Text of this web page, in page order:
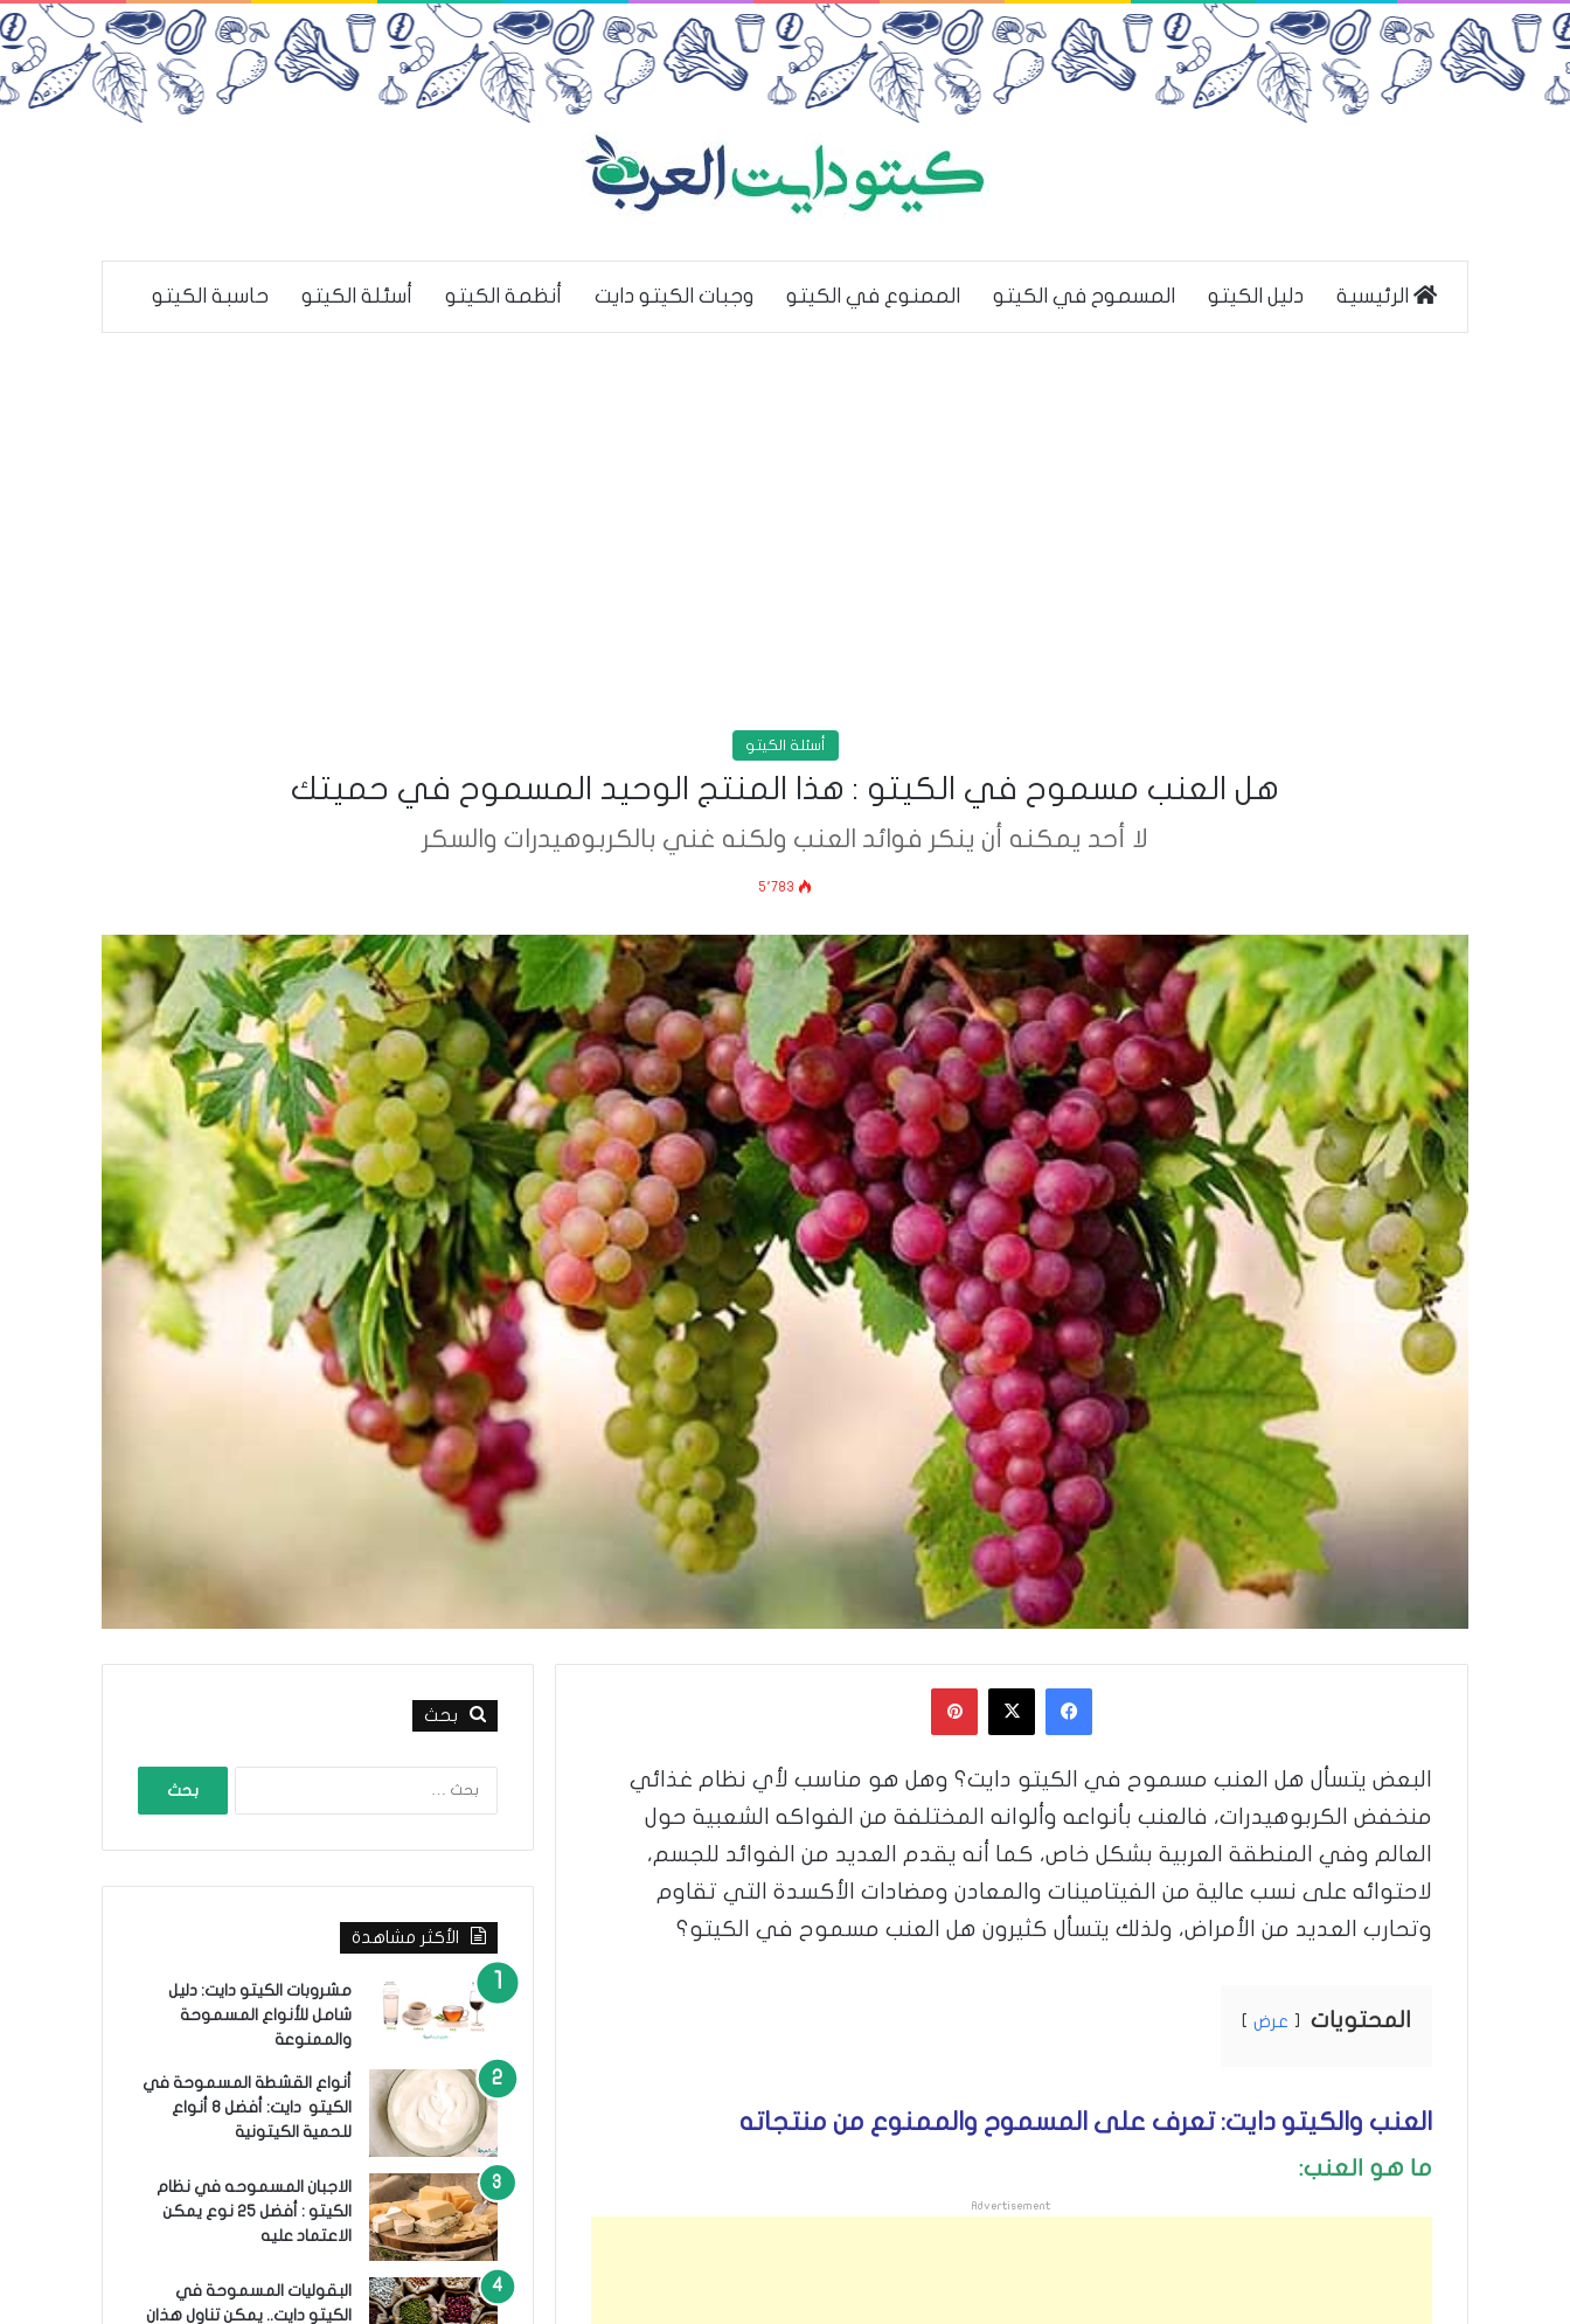
الرئيسية دليل الكيتو المسموح في الكيتو الممنوع في الكيتو وجبات الكيتو دايت أنظمة الكيتو أسئلة الكيتو حاسبة الكيتو
أسئلة الكيتو
هل العنب مسموح في الكيتو : هذا المنتج الوحيد المسموح في حميتك
لا أحد يمكنه أن ينكر فوائد العنب ولكنه غني بالكربوهيدرات والسكر
5٬783
فيسبوك ‫X
البعض يتسأل هل العنب مسموح في الكيتو دايت؟ وهل هو مناسب لأي نظام غذائي
منخفض الكربوهيدرات، فالعنب بأنواعه وألوانه المختلفة من الفواكه الشعبية حول
العالم وفي المنطقة العربية بشكل خاص، كما أنه يقدم العديد من الفوائد للجسم،
لاحتوائه على نسب عالية من الفيتامينات والمعادن ومضادات الأكسدة التي تقاوم
وتحارب العديد من الأمراض، ولذلك يتسأل كثيرون هل العنب مسموح في الكيتو؟
المحتويات عرض
العنب والكيتو دايت: تعرف على المسموح والممنوع من منتجاته
ما هو العنب:
Advertisement
بحث
ح
الأكثر مشاهدة
مشروبات الكيتو دايت: دليل
شامل للأنواع المسموحة
والممنوعة
أنواع القشطة المسموحة في
الكيتو دايت: أفضل 8 أنواع
للحمية الكيتونية
الاجبان المسموحه في نظام
الكيتو : أفضل 25 نوع يمكن
الاعتماد عليه
البقوليات المسموحة في
الكيتو دايت.. يمكن تناول هذان